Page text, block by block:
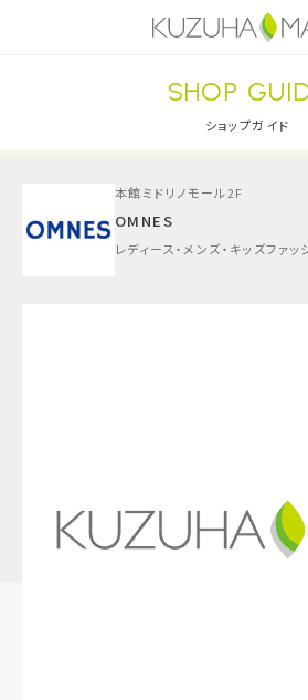
年中無休平 日：
※店舗により異な
ショップガイド
グルメ＆フード
施設案内
SHOP
ショップガイド
本館ミドリノモール2F
OMNES
レディース・メンズ・キッズファッ